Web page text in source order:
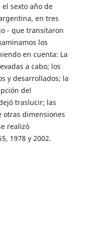
sexto año de
en tres
- que transitaron
los
en cuenta: La
a cabo; los
y desarrollados; la
del
traslucir; las
otras dimensiones
realizó
1978 y 2002.